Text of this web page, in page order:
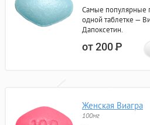
Самые популярные
одной таблетке —
Дапоксетин.
от 200Р
Женская Виагра
100мг